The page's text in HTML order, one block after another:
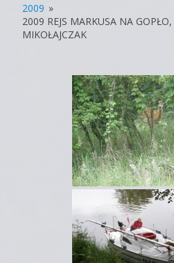
2009 »
2009 REJS MARKUSA NA
MIKOŁAJCZAK